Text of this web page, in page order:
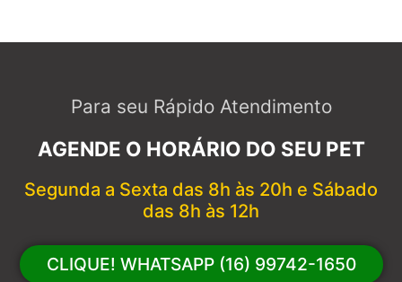
Para seu Rápido Atendimento
AGENDE O HORÁRIO DO SEU PET
Segunda a Sexta das 8h às 20h e Sábado
das 8h às 12h
CLIQUE! WHATSAPP (16) 99742-1650